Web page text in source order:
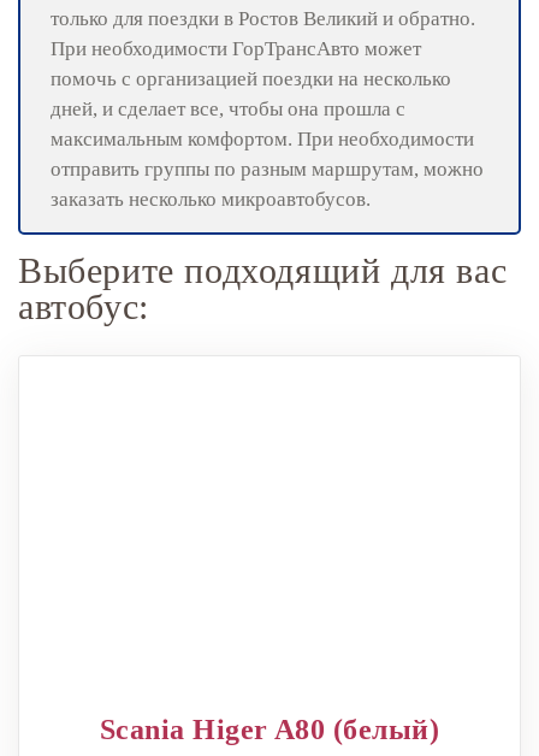
только для поездки в Ростов Великий и обратно.
При необходимости ГорТрансАвто может
помочь с организацией поездки на несколько
дней, и сделает все, чтобы она прошла с
максимальным комфортом. При необходимости
отправить группы по разным маршрутам, можно
заказать несколько микроавтобусов.
Выберите подходящий для вас
автобус:
Scania Higer A80 (белый)